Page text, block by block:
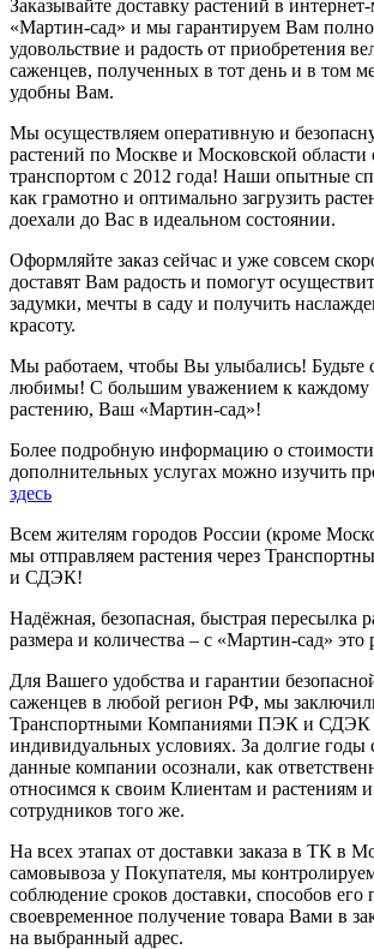
Заказывайте доставку растений в
«Мартин-сад» и мы гарантируем Вам
удовольствие и радость от приобретения
саженцев, полученных в тот день и в том
удобны Вам.
Мы осуществляем оперативную и
растений по Москве и Московской области
транспортом с 2012 года! Наши опытные
как грамотно и оптимально загрузить
доехали до Вас в идеальном состоянии.
Оформляйте заказ сейчас и уже совсем
доставят Вам радость и помогут
задумки, мечты в саду и получить
красоту.
Мы работаем, чтобы Вы улыбались! Будьте
любимы! С большим уважением к каждому
растению, Ваш «Мартин-сад»!
Более подробную информацию о стоимости
дополнительных услугах можно изучить
здесь
Всем жителям городов России (кроме
мы отправляем растения через
и СДЭК!
Надёжная, безопасная, быстрая пересылка
размера и количества – с «Мартин-сад» это
Для Вашего удобства и гарантии
саженцев в любой регион РФ, мы
Транспортными Компаниями ПЭК и СДЭК
индивидуальных условиях. За долгие годы
данные компании осознали, как
относимся к своим Клиентам и растениям
сотрудников того же.
На всех этапах от доставки заказа в ТК в
самовывоза у Покупателя, мы
соблюдение сроков доставки, способов
своевременное получение товара Вами в
на выбранный адрес.